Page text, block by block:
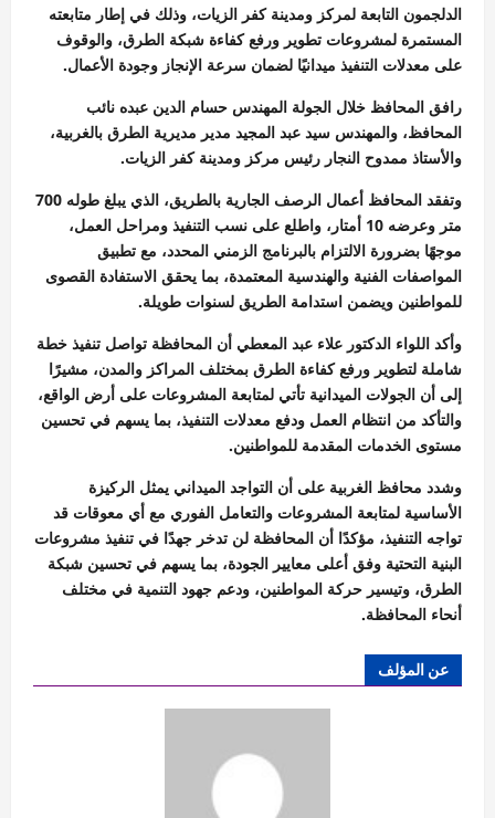
الدلجمون التابعة لمركز ومدينة كفر الزيات، وذلك في إطار متابعته
المستمرة لمشروعات تطوير ورفع كفاءة شبكة الطرق، والوقوف
على معدلات التنفيذ ميدانيًا لضمان سرعة الإنجاز وجودة الأعمال.
رافق المحافظ خلال الجولة المهندس حسام الدين عبده نائب
المحافظ، والمهندس سيد عبد المجيد مدير مديرية الطرق بالغربية،
والأستاذ ممدوح النجار رئيس مركز ومدينة كفر الزيات.
وتفقد المحافظ أعمال الرصف الجارية بالطريق، الذي يبلغ طوله 700
متر وعرضه 10 أمتار، واطلع على نسب التنفيذ ومراحل العمل،
موجهًا بضرورة الالتزام بالبرنامج الزمني المحدد، مع تطبيق
المواصفات الفنية والهندسية المعتمدة، بما يحقق الاستفادة القصوى
للمواطنين ويضمن استدامة الطريق لسنوات طويلة.
وأكد اللواء الدكتور علاء عبد المعطي أن المحافظة تواصل تنفيذ خطة
شاملة لتطوير ورفع كفاءة الطرق بمختلف المراكز والمدن، مشيرًا
إلى أن الجولات الميدانية تأتي لمتابعة المشروعات على أرض الواقع،
والتأكد من انتظام العمل ودفع معدلات التنفيذ، بما يسهم في تحسين
مستوى الخدمات المقدمة للمواطنين.
وشدد محافظ الغربية على أن التواجد الميداني يمثل الركيزة
الأساسية لمتابعة المشروعات والتعامل الفوري مع أي معوقات قد
تواجه التنفيذ، مؤكدًا أن المحافظة لن تدخر جهدًا في تنفيذ مشروعات
البنية التحتية وفق أعلى معايير الجودة، بما يسهم في تحسين شبكة
الطرق، وتيسير حركة المواطنين، ودعم جهود التنمية في مختلف
أنحاء المحافظة.
عن المؤلف